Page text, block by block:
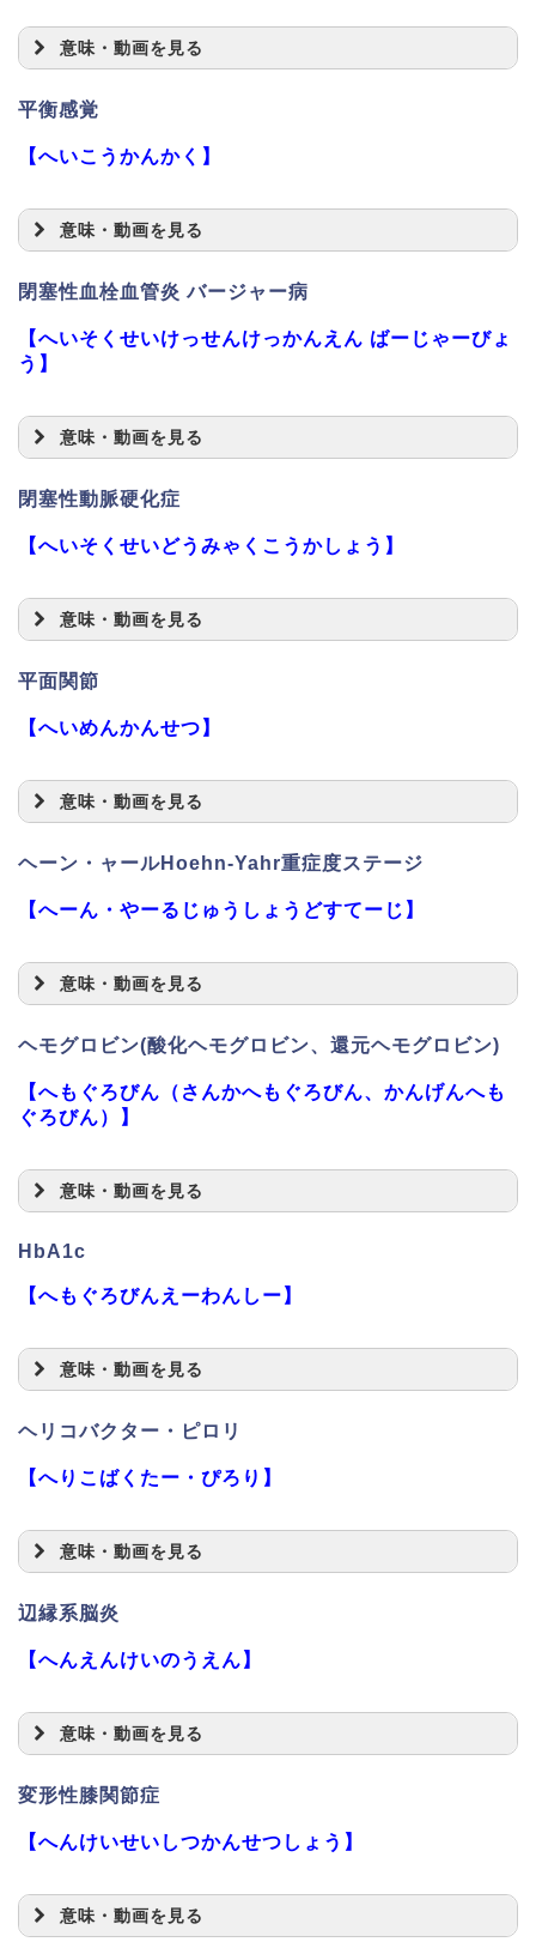
意味・動画を見る
平衡感覚
【へいこうかんかく】
意味・動画を見る
閉塞性血栓血管炎 バージャー病
【へいそくせいけっせんけっかんえん ばーじゃーびょ
う】
意味・動画を見る
閉塞性動脈硬化症
【へいそくせいどうみゃくこうかしょう】
意味・動画を見る
平面関節
【へいめんかんせつ】
意味・動画を見る
ヘーン・ャールHoehn-Yahr重症度ステージ
【へーん・やーるじゅうしょうどすてーじ】
意味・動画を見る
ヘモグロビン(酸化ヘモグロビン、還元ヘモグロビン)
【へもぐろびん（さんかへもぐろびん、かんげんへも
ぐろびん）】
意味・動画を見る
HbA1c
【へもぐろびんえーわんしー】
意味・動画を見る
ヘリコバクター・ピロリ
【へりこばくたー・ぴろり】
意味・動画を見る
辺縁系脳炎
【へんえんけいのうえん】
意味・動画を見る
変形性膝関節症
【へんけいせいしつかんせつしょう】
意味・動画を見る